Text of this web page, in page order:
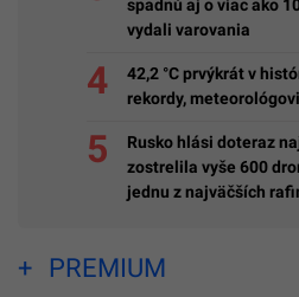
spadnú aj o viac ako
vydali varovania
42,2 °C prvýkrát v
rekordy,
Rusko hlási doteraz
zostrelila vyše 600
jednu z najväčších
PREMIUM